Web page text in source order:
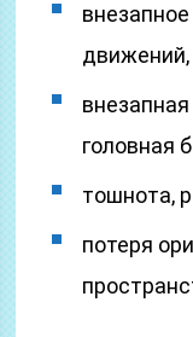
движений,
головная
тошнота,
потеря